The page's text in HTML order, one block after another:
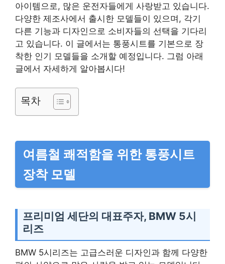
아이템으로, 많은 운전자들에게 사랑받고 있습니다.
다양한 제조사에서 출시한 모델들이 있으며, 각기
다른 기능과 디자인으로 소비자들의 선택을 기다리
고 있습니다. 이 글에서는 통풍시트를 기본으로 장
착한 인기 모델들을 소개할 예정입니다. 그럼 아래
글에서 자세하게 알아봅시다!
목차
여름철 쾌적함을 위한 통풍시트
장착 모델
프리미엄 세단의 대표주자, BMW 5시
리즈
BMW 5시리즈는 고급스러운 디자인과 함께 다양한